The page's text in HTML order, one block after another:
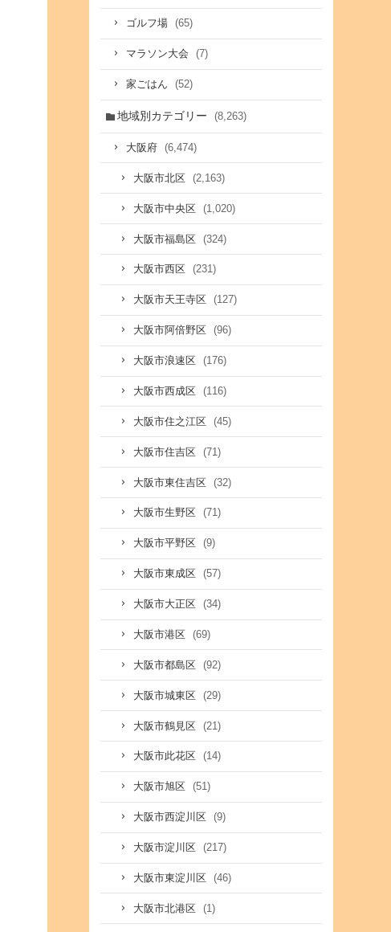
ゴルフ場 (65)
マラソン大会 (7)
家ごはん (52)
地域別カテゴリー (8,263)
大阪府 (6,474)
大阪市北区 (2,163)
大阪市中央区 (1,020)
大阪市福島区 (324)
大阪市西区 (231)
大阪市天王寺区 (127)
大阪市阿倍野区 (96)
大阪市浪速区 (176)
大阪市西成区 (116)
大阪市住之江区 (45)
大阪市住吉区 (71)
大阪市東住吉区 (32)
大阪市生野区 (71)
大阪市平野区 (9)
大阪市東成区 (57)
大阪市大正区 (34)
大阪市港区 (69)
大阪市都島区 (92)
大阪市城東区 (29)
大阪市鶴見区 (21)
大阪市此花区 (14)
大阪市旭区 (51)
大阪市西淀川区 (9)
大阪市淀川区 (217)
大阪市東淀川区 (46)
大阪市北港区 (1)